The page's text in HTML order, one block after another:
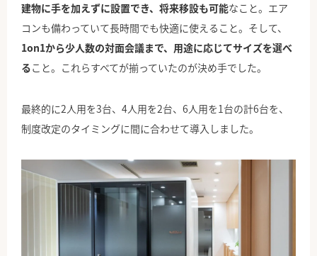
建物に手を加えずに設置でき、将来移設も可能なこと。エア
コンも備わっていて長時間でも快適に使えること。そして、
1on1から少人数の対面会議まで、用途に応じてサイズを選べ
ること。これらすべてが揃っていたのが決め手でした。
最終的に2人用を3台、4人用を2台、6人用を1台の計6台を、
制度改定のタイミングに間に合わせて導入しました。